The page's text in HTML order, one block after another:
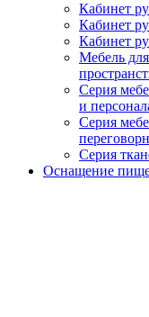
Кабинет
Кабинет
Кабинет
Мебель
Серия
и
Серия
Серия
Оснащение